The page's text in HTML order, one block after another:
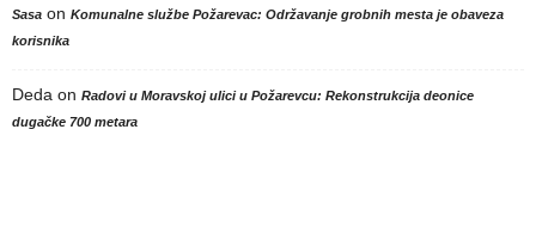
Sasa on Komunalne službe Požarevac: Održavanje grobnih mesta je obaveza
korisnika
Deda on Radovi u Moravskoj ulici u Požarevcu: Rekonstrukcija deonice
dugačke 700 metara